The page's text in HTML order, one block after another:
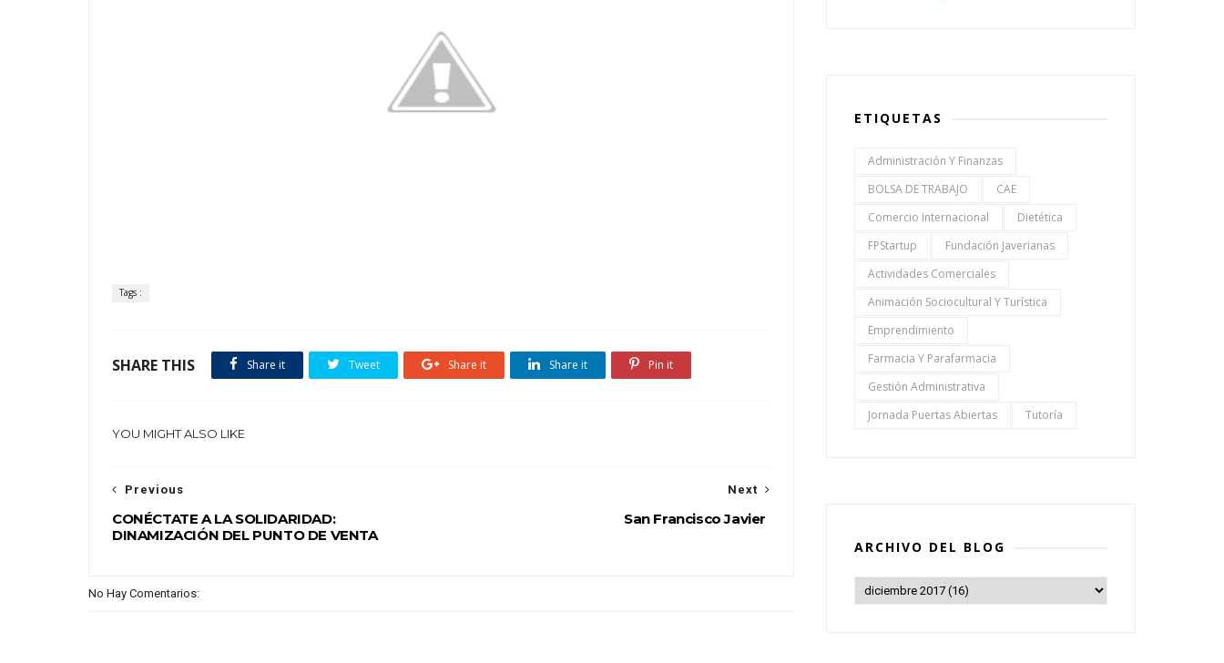
Tags :
SHARE THIS Share it Tweet Share it Share it Pin it
YOU MIGHT ALSO LIKE
Next
San Francisco Javier
Previous
CONÉCTATE A LA SOLIDARIDAD:
DINAMIZACIÓN DEL PUNTO DE VENTA
No Hay Comentarios:
ETIQUETAS
Administración Y Finanzas
BOLSA DE TRABAJO
CAE
Comercio Internacional
Dietética
FPStartup
Fundación Javerianas
Actividades Comerciales
Animación Sociocultural Y Turística
Emprendimiento
Farmacia Y Parafarmacia
Gestión Administrativa
Jornada Puertas Abiertas
Tutoría
ARCHIVO DEL BLOG